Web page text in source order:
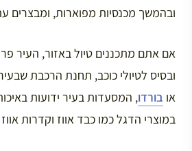
ובהמשך מכנסיות מפוארות, ומבצרים
אם אתם מתכננים טיול באזור, העיר
ובסיס לטיולי כוכב, תחנת הרכבת
או בורדו, המסעדות בעיר ידועות
במוצרי הדגל כמו כבד אווז וקדרות